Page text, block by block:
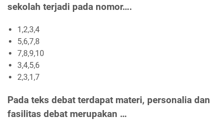
sekolah terjadi pada nomor….
1,2,3,4
5,6,7,8
7,8,9,10
3,4,5,6
2,3,1,7
Pada teks debat terdapat materi, personalia dan
fasilitas debat merupakan …